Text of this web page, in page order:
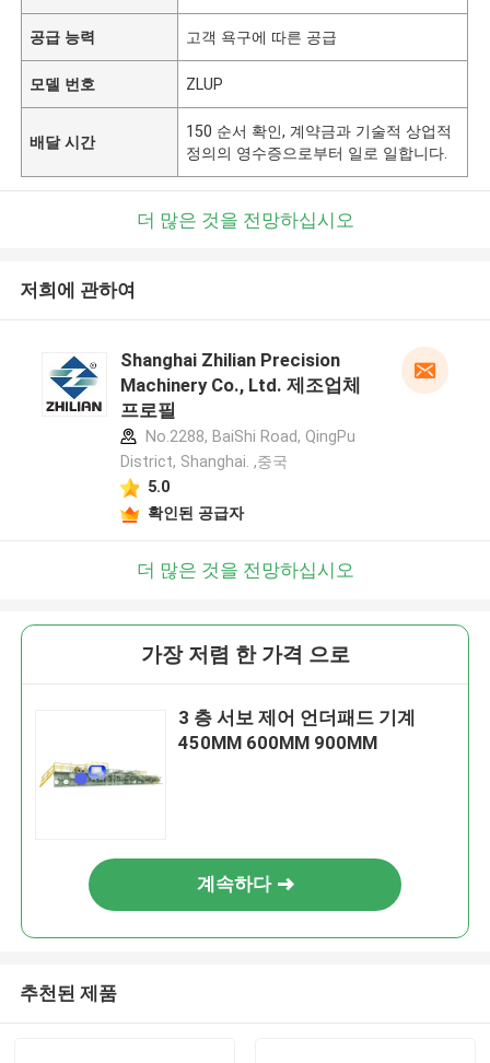
공급 능력 고객 욕구에 따른 공급
모델 번호 ZLUP
배달 시간
150 순서 확인, 계약금과 기술적 상업적
정의의 영수증으로부터 일로 일합니다.
더 많은 것을 전망하십시오
저희에 관하여
Shanghai Zhilian Precision
Machinery Co., Ltd. 제조업체
프로필
No.2288, BaiShi Road, QingPu
District, Shanghai. ,중국
5.0
확인된 공급자
더 많은 것을 전망하십시오
가장 저렴 한 가격 으로
3 층 서보 제어 언더패드 기계
450MM 600MM 900MM
계속하다
추천된 제품